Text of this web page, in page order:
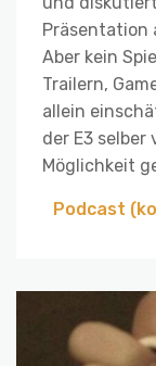
Präsentation
Aber kein
Trailern,
allein
der E3 selber
Möglichkeit
Podcast